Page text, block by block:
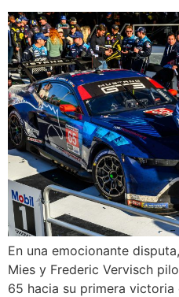
En una emocionante
Mies y Frederic Vervisch
65 hacia su primera victoria